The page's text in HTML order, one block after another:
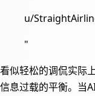
u/
"
看似轻松的调侃实际
信息过载的平衡。当